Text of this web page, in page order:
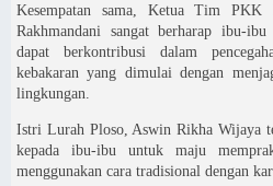
Kesempatan sama, Ketua Tim PKK
Rakhmandani sangat berharap ibu-
dapat berkontribusi dalam
kebakaran yang dimulai dengan
lingkungan.
Istri Lurah Ploso, Aswin Rikha Wijaya
kepada ibu-ibu untuk maju
menggunakan cara tradisional dengan